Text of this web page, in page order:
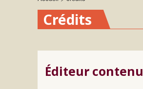
Crédits
Éditeur contenu